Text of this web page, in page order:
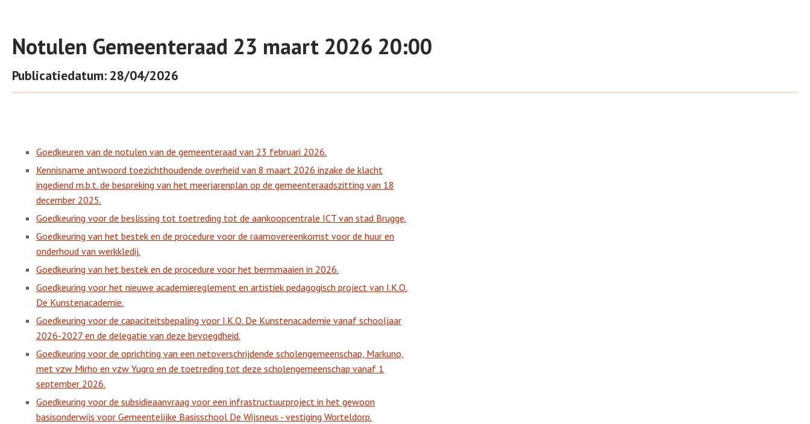
Notulen Gemeenteraad 23 maart 2026 20:00
Publicatiedatum: 28/04/2026
Goedkeuren van de notulen van de gemeenteraad van 23 februari 2026.
Kennisname antwoord toezichthoudende overheid van 8 maart 2026 inzake de klacht
ingediend m.b.t. de bespreking van het meerjarenplan op de gemeenteraadszitting van 18
december 2025.
Goedkeuring voor de beslissing tot toetreding tot de aankoopcentrale ICT van stad Brugge.
Goedkeuring van het bestek en de procedure voor de raamovereenkomst voor de huur en
onderhoud van werkkledij.
Goedkeuring van het bestek en de procedure voor het bermmaaien in 2026.
Goedkeuring voor het nieuwe academiereglement en artistiek pedagogisch project van I.K.O.
De Kunstenacademie.
Goedkeuring voor de capaciteitsbepaling voor I.K.O. De Kunstenacademie vanaf schooljaar
2026-2027 en de delegatie van deze bevoegdheid.
Goedkeuring voor de oprichting van een netoverschrijdende scholengemeenschap, Markuno,
met vzw Mirho en vzw Yugro en de toetreding tot deze scholengemeenschap vanaf 1
september 2026.
Goedkeuring voor de subsidieaanvraag voor een infrastructuurproject in het gewoon
basisonderwijs voor Gemeentelijke Basisschool De Wijsneus - vestiging Worteldorp.